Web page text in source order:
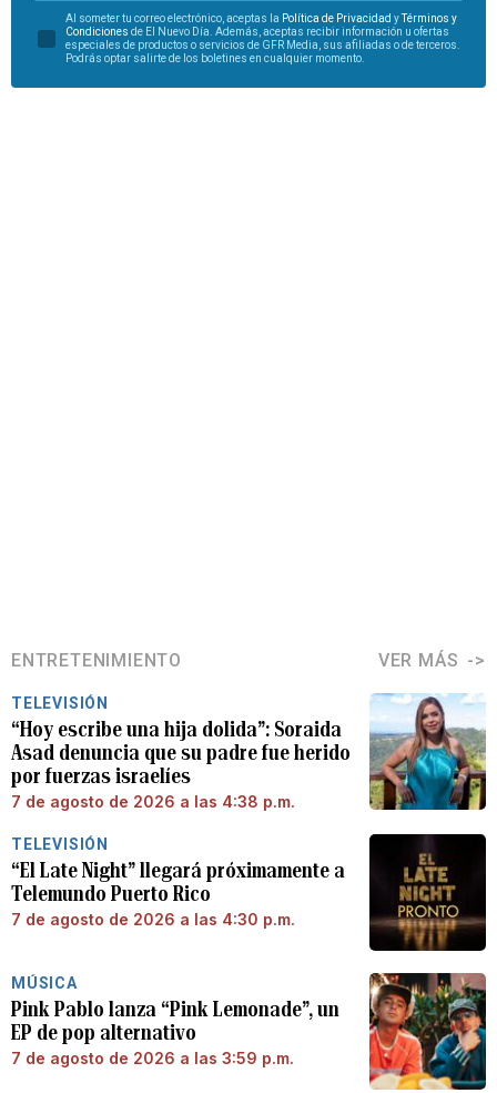
Al someter tu correo electrónico, aceptas la Política de Privacidad yTérminos y
Condiciones de El Nuevo Día. Además, aceptas recibir información u ofertas
especiales de productos o servicios de GFR Media, sus afiliadas o de terceros.
Podrás optar salirte de los boletines en cualquier momento.
ENTRETENIMIENTO VER MÁS
TELEVISIÓN
“Hoy escribe una hija dolida”: Soraida
Asad denuncia que su padre fue herido
por fuerzas israelíes
7 de agosto de 2026 a las 4:38 p.m.
TELEVISIÓN
“El Late Night” llegará próximamente a
Telemundo Puerto Rico
7 de agosto de 2026 a las 4:30 p.m.
MÚSICA
Pink Pablo lanza “Pink Lemonade”, un
EP de pop alternativo
7 de agosto de 2026 a las 3:59 p.m.